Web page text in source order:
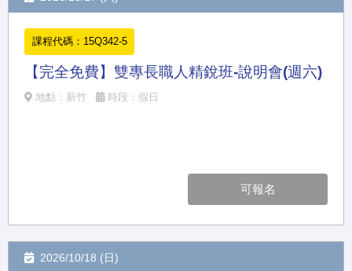
課程代碼：15Q342-5
【完全免費】雙專長職人精銳班-說明會(週六)
地點：新竹 時段：假日
可報名
2026/10/18 (日)